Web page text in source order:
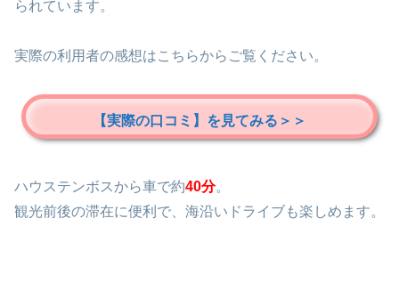
られています。
実際の利用者の感想はこちらからご覧ください。
【実際の口コミ】を見てみる＞＞
ハウステンボスから車で約40分。
観光前後の滞在に便利で、海沿いドライブも楽しめます。